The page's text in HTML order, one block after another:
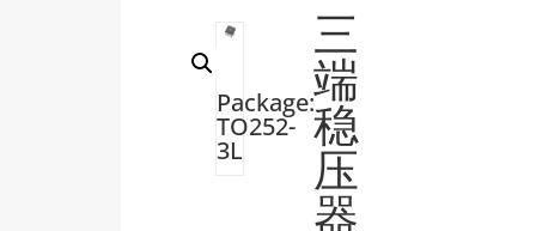
Package:
TO252-
3L
三
端
稳
压
器